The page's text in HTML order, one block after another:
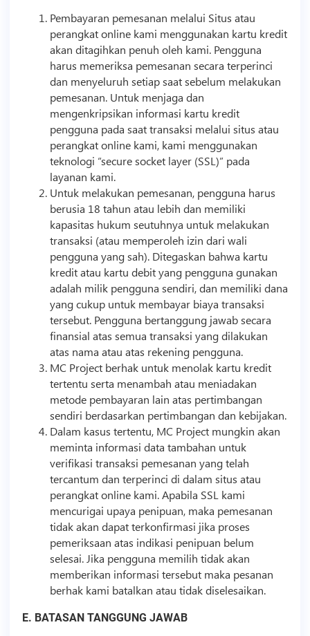
Pembayaran pemesanan melalui Situs atau
perangkat online kami menggunakan kartu kredit
akan ditagihkan penuh oleh kami. Pengguna
harus memeriksa pemesanan secara terperinci
dan menyeluruh setiap saat sebelum melakukan
pemesanan. Untuk menjaga dan
mengenkripsikan informasi kartu kredit
pengguna pada saat transaksi melalui situs atau
perangkat online kami, kami menggunakan
teknologi “secure socket layer (SSL)” pada
layanan kami.
Untuk melakukan pemesanan, pengguna harus
berusia 18 tahun atau lebih dan memiliki
kapasitas hukum seutuhnya untuk melakukan
transaksi (atau memperoleh izin dari wali
pengguna yang sah). Ditegaskan bahwa kartu
kredit atau kartu debit yang pengguna gunakan
adalah milik pengguna sendiri, dan memiliki dana
yang cukup untuk membayar biaya transaksi
tersebut. Pengguna bertanggung jawab secara
finansial atas semua transaksi yang dilakukan
atas nama atau atas rekening pengguna.
MC Project berhak untuk menolak kartu kredit
tertentu serta menambah atau meniadakan
metode pembayaran lain atas pertimbangan
sendiri berdasarkan pertimbangan dan kebijakan.
Dalam kasus tertentu, MC Project mungkin akan
meminta informasi data tambahan untuk
verifikasi transaksi pemesanan yang telah
tercantum dan terperinci di dalam situs atau
perangkat online kami. Apabila SSL kami
mencurigai upaya penipuan, maka pemesanan
tidak akan dapat terkonfirmasi jika proses
pemeriksaan atas indikasi penipuan belum
selesai. Jika pengguna memilih tidak akan
memberikan informasi tersebut maka pesanan
berhak kami batalkan atau tidak diselesaikan.
E. BATASAN TANGGUNG JAWAB